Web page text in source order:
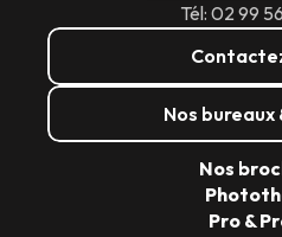
Tél: 02 99
Nos bureaux
Nos
Pro &